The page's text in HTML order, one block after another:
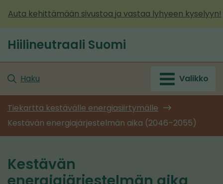
sisältöön
Auta kehittämään sivustoa ja vastaa lyhyeen kyselyyn!
Etusivu
Hiilineutraali Suomi
Haku Valikko
Tiekartta kestävälle energiasiirtymälle
Kestävän energiajärjestelmän aika (2046–2055)
Kestävän